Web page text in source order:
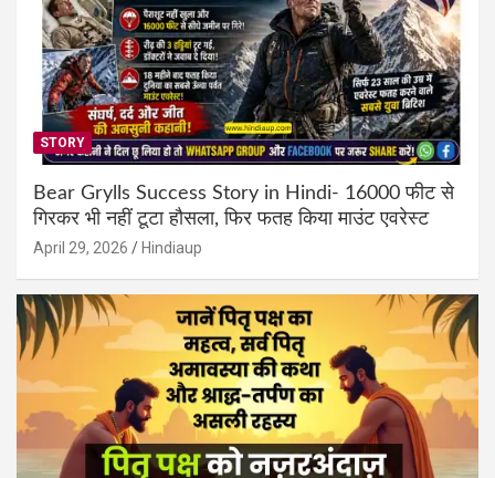
STORY
Bear Grylls Success Story in Hindi- 16000 फीट से
गिरकर भी नहीं टूटा हौसला, फिर फतह किया माउंट एवरेस्ट
April 29, 2026 Hindiaup